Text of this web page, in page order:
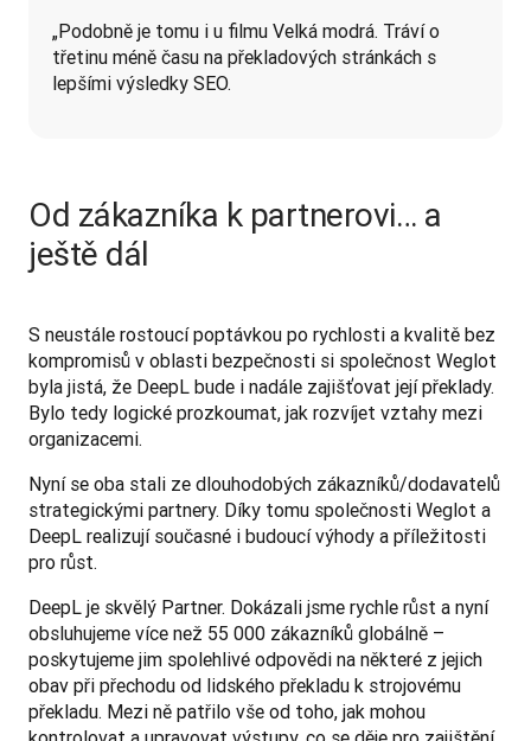
„Podobně je tomu i u filmu Velká modrá. Tráví o
třetinu méně času na překladových stránkách s
lepšími výsledky SEO.
Od zákazníka k partnerovi… a
ještě dál
S neustále rostoucí poptávkou po rychlosti a kvalitě bez
kompromisů v oblasti bezpečnosti si společnost Weglot
byla jistá, že DeepL bude i nadále zajišťovat její překlady.
Bylo tedy logické prozkoumat, jak rozvíjet vztahy mezi
organizacemi.
Nyní se oba stali ze dlouhodobých zákazníků/dodavatelů
strategickými partnery. Díky tomu společnosti Weglot a
DeepL realizují současné i budoucí výhody a příležitosti
pro růst.
DeepL je skvělý Partner. Dokázali jsme rychle růst a nyní
obsluhujeme více než 55 000 zákazníků globálně –
poskytujeme jim spolehlivé odpovědi na některé z jejich
obav při přechodu od lidského překladu k strojovému
překladu. Mezi ně patřilo vše od toho, jak mohou